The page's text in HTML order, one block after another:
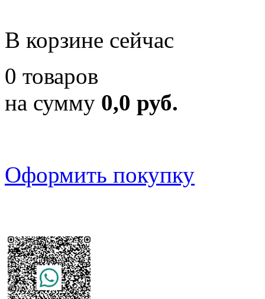
В корзине сейчас
0 товаров
на сумму 0,0 руб.
Оформить покупку